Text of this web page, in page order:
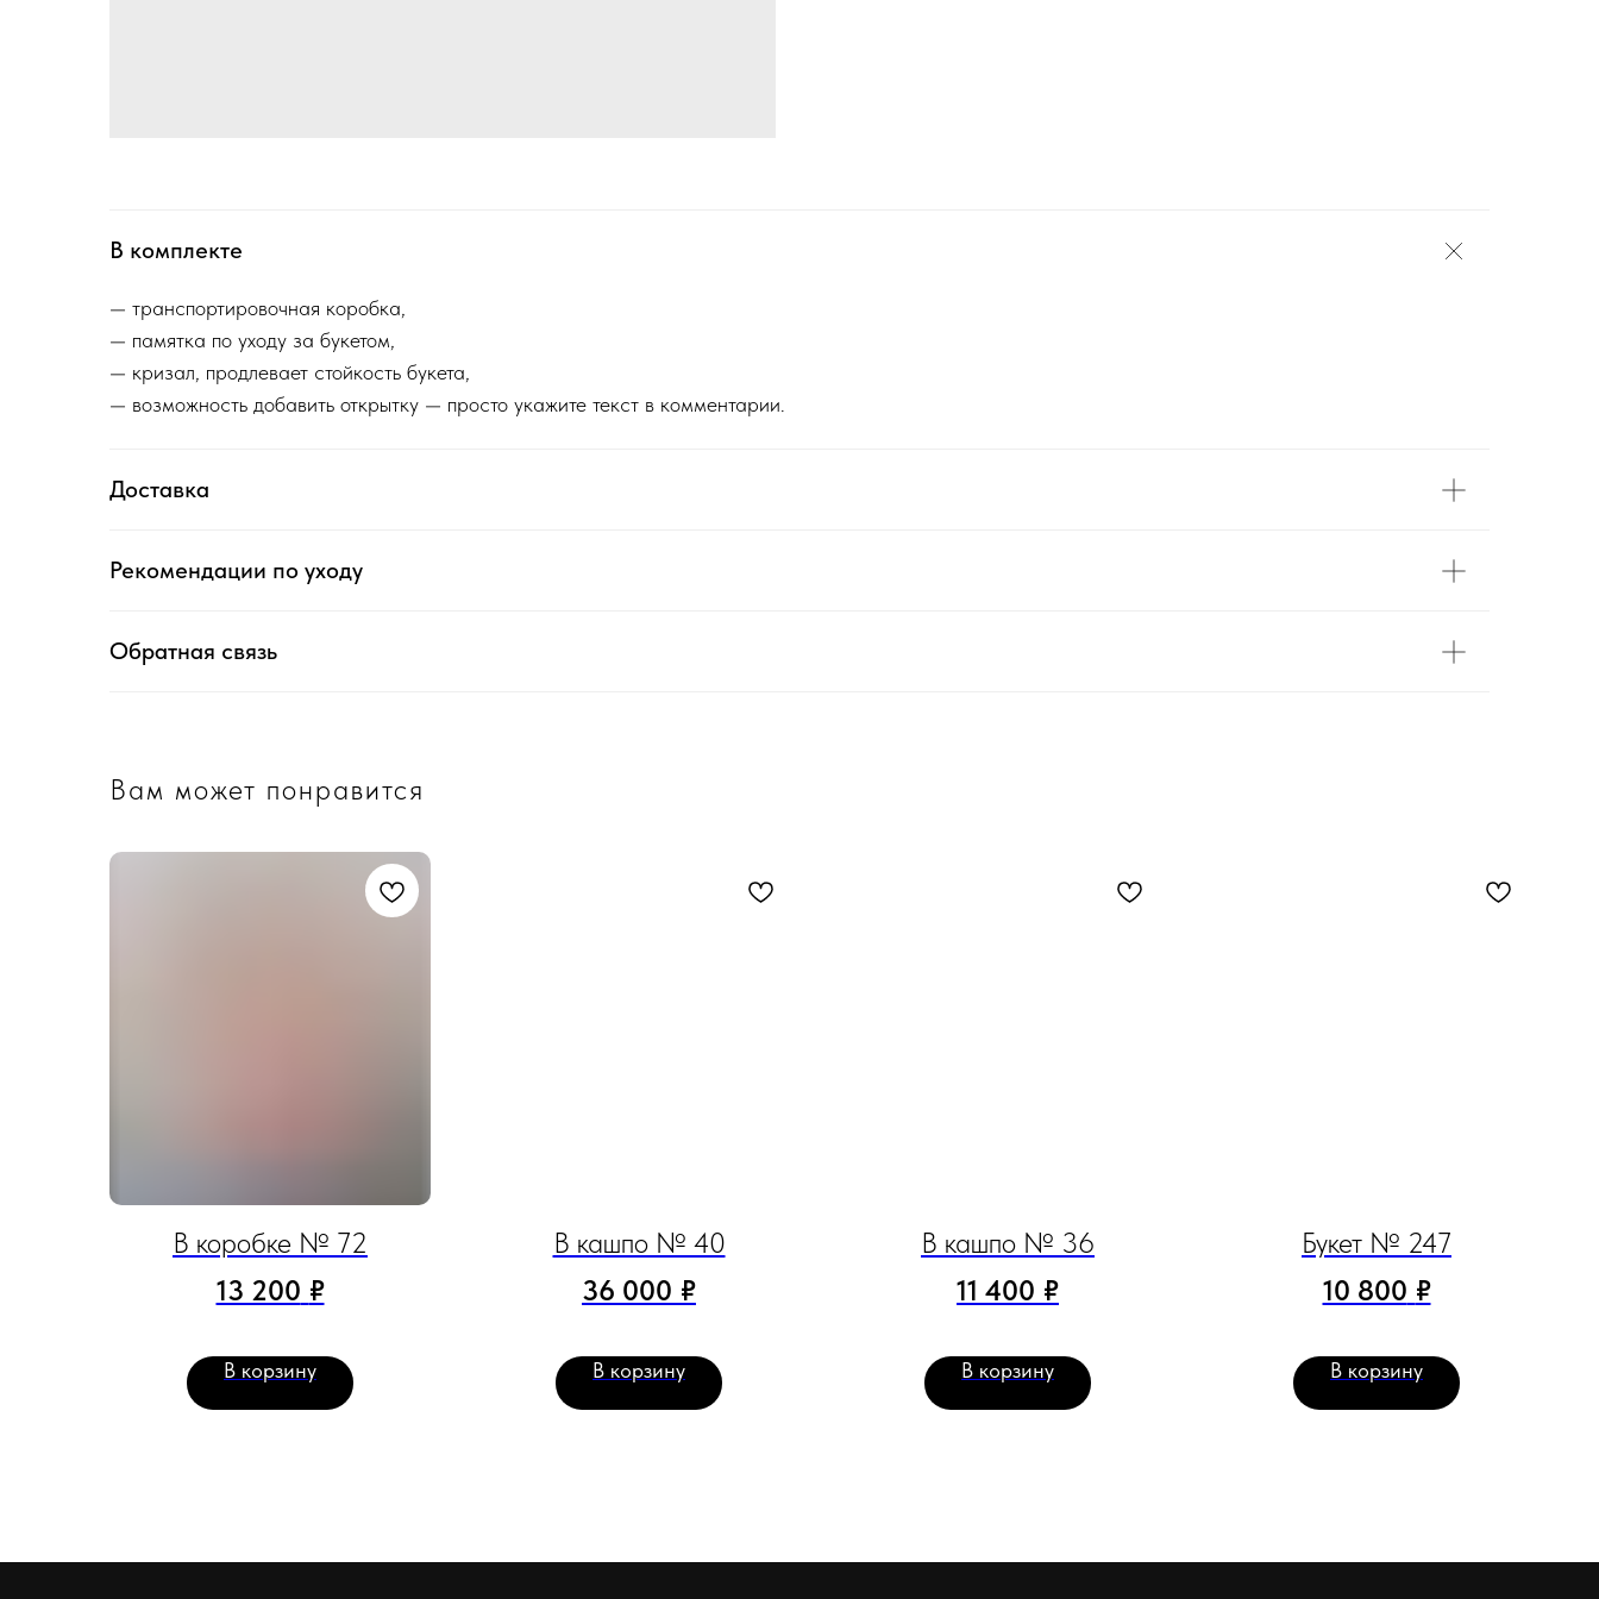
В комплекте
— транспортировочная коробка,
— памятка по уходу за букетом,
— кризал, продлевает стойкость букета,
— возможность добавить открытку — просто укажите текст в комментарии.
Доставка
Рекомендации по уходу
Обратная связь
Вам может понравится
В коробке № 72
13 200 ₽
В корзину
В кашпо № 40
36 000 ₽
В корзину
В кашпо № 36
11 400 ₽
В корзину
Букет № 247
10 800 ₽
В корзину